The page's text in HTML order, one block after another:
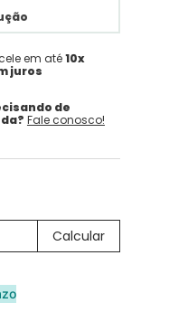
em até10x
juros
de
Fale conosco!